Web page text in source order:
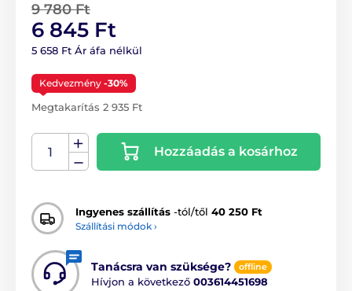
9 780 Ft
6 845 Ft
5 658 Ft Ár áfa nélkül
Kedvezmény -30%
Megtakarítás 2 935 Ft
Hozzáadás a kosárhoz
Ingyenes szállítás -tól/től 40 250 Ft
Szállítási módok ›
Tanácsra van szüksége? offline
Hívjon a következő 003614451698